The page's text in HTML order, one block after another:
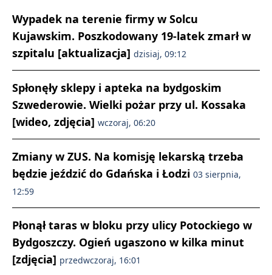
Wypadek na terenie firmy w Solcu
Kujawskim. Poszkodowany 19-latek zmarł w
szpitalu [aktualizacja] dzisiaj, 09:12
Spłonęły sklepy i apteka na bydgoskim
Szwederowie. Wielki pożar przy ul. Kossaka
[wideo, zdjęcia] wczoraj, 06:20
Zmiany w ZUS. Na komisję lekarską trzeba
będzie jeździć do Gdańska i Łodzi 03 sierpnia,
12:59
Płonął taras w bloku przy ulicy Potockiego w
Bydgoszczy. Ogień ugaszono w kilka minut
[zdjęcia] przedwczoraj, 16:01